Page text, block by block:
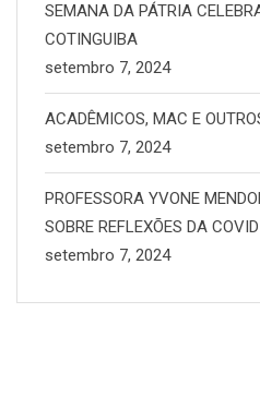
SEMANA DA PÁTRIA
COTINGUIBA
setembro 7, 2024
ACADÊMICOS, MAC E
setembro 7, 2024
PROFESSORA YVONE
SOBRE REFLEXÕES DA COVID
setembro 7, 2024